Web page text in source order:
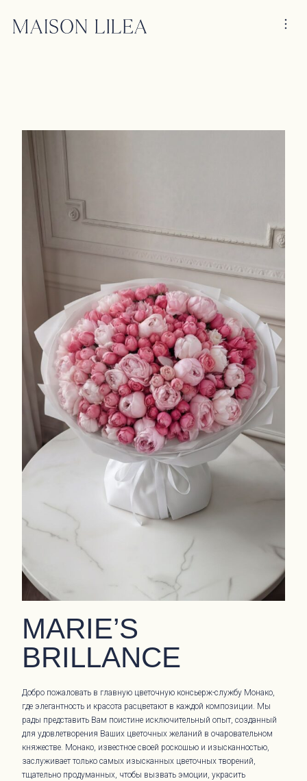
MARIE’S
BRILLANCE
Добро пожаловать в главную цветочную консьерж-службу Монако,
где элегантность и красота расцветают в каждой композиции. Мы
рады представить Вам поистине исключительный опыт, созданный
для удовлетворения Ваших цветочных желаний в очаровательном
княжестве. Монако, известное своей роскошью и изысканностью,
заслуживает только самых изысканных цветочных творений,
тщательно продуманных, чтобы вызвать эмоции, украсить